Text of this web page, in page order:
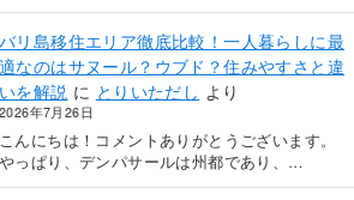
バリ島移住エリア徹底比較！一人暮らしに最
適なのはサヌール？ウブド？住みやすさと違
いを解説 に とりいただし より
2026年7月26日
こんにちは！コメントありがとうございます。
やっぱり、デンパサールは州都であり、…